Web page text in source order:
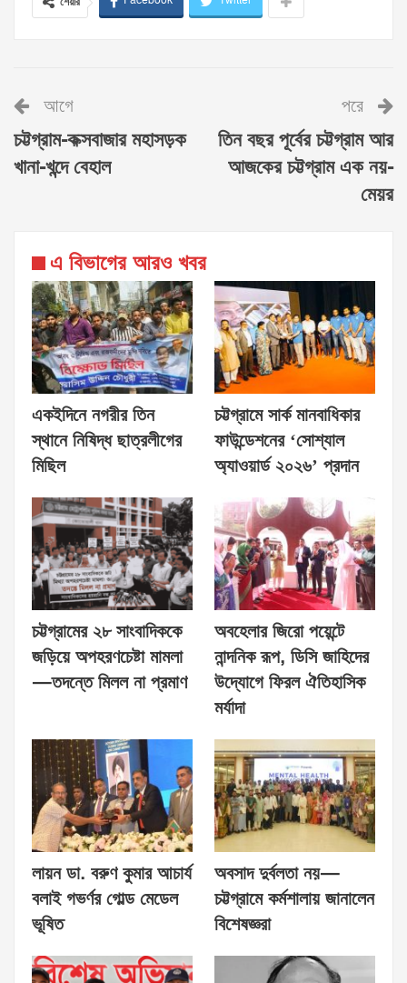
আগে
চট্টগ্রাম-কক্সবাজার মহাসড়ক
খানা-খন্দে বেহাল
পরে
তিন বছর পূর্বের চট্টগ্রাম আর
আজকের চট্টগ্রাম এক নয়-
মেয়র
এ বিভাগের আরও খবর
একইদিনে নগরীর তিন
স্থানে নিষিদ্ধ ছাত্রলীগের
মিছিল
চট্টগ্রামে সার্ক মানবাধিকার
ফাউন্ডেশনের ‘সোশ্যাল
অ্যাওয়ার্ড ২০২৬’ প্রদান
চট্টগ্রামের ২৮ সাংবাদিককে
জড়িয়ে অপহরণচেষ্টা মামলা
—তদন্তে মিলল না প্রমাণ
অবহেলার জিরো পয়েন্টে
নান্দনিক রূপ, ডিসি জাহিদের
উদ্যোগে ফিরল ঐতিহাসিক
মর্যাদা
লায়ন ডা. বরুণ কুমার আচার্য
বলাই গভর্ণর গোল্ড মেডেল
ভূষিত
অবসাদ দুর্বলতা নয়—
চট্টগ্রামে কর্মশালায় জানালেন
বিশেষজ্ঞরা